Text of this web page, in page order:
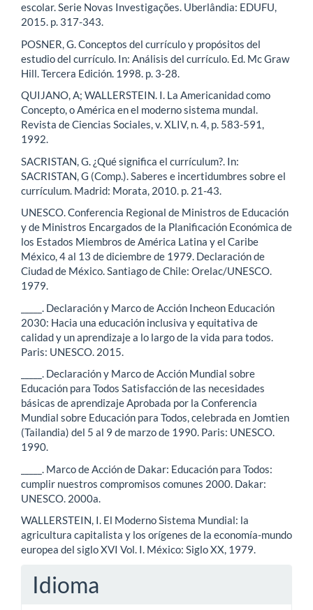
escolar. Serie Novas Investigações. Uberlândia: EDUFU,
2015. p. 317-343.
POSNER, G. Conceptos del currículo y propósitos del
estudio del currículo. In: Análisis del currículo. Ed. Mc Graw
Hill. Tercera Edición. 1998. p. 3-28.
QUIJANO, A; WALLERSTEIN. I. La Americanidad como
Concepto, o América en el moderno sistema mundal.
Revista de Ciencias Sociales, v. XLIV, n. 4, p. 583-591,
1992.
SACRISTAN, G. ¿Qué significa el currículum?. In:
SACRISTAN, G (Comp.). Saberes e incertidumbres sobre el
currículum. Madrid: Morata, 2010. p. 21-43.
UNESCO. Conferencia Regional de Ministros de Educación
y de Ministros Encargados de la Planificación Económica de
los Estados Miembros de América Latina y el Caribe
México, 4 al 13 de diciembre de 1979. Declaración de
Ciudad de México. Santiago de Chile: Orelac/UNESCO.
1979.
_____. Declaración y Marco de Acción Incheon Educación
2030: Hacia una educación inclusiva y equitativa de
calidad y un aprendizaje a lo largo de la vida para todos.
Paris: UNESCO. 2015.
_____. Declaración y Marco de Acción Mundial sobre
Educación para Todos Satisfacción de las necesidades
básicas de aprendizaje Aprobada por la Conferencia
Mundial sobre Educación para Todos, celebrada en Jomtien
(Tailandia) del 5 al 9 de marzo de 1990. Paris: UNESCO.
1990.
_____. Marco de Acción de Dakar: Educación para Todos:
cumplir nuestros compromisos comunes 2000. Dakar:
UNESCO. 2000a.
WALLERSTEIN, I. El Moderno Sistema Mundial: la
agricultura capitalista y los orígenes de la economía-mundo
europea del siglo XVI Vol. I. México: Siglo XX, 1979.
Idioma